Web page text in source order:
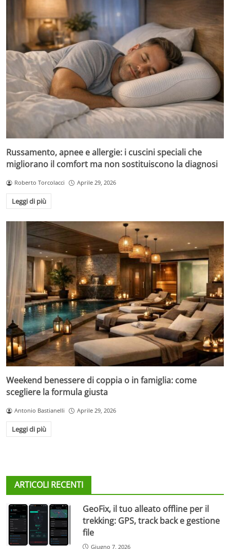
Russamento, apnee e allergie: i cuscini speciali che
migliorano il comfort ma non sostituiscono la diagnosi
Roberto Torcolacci Aprile 29, 2026
Leggi di più
Weekend benessere di coppia o in famiglia: come
scegliere la formula giusta
Antonio Bastianelli Aprile 29, 2026
Leggi di più
ARTICOLI RECENTI
GeoFix, il tuo alleato offline per il
trekking: GPS, track back e gestione
file
Giugno 7, 2026